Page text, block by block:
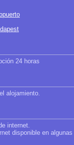
24 horas
alojamiento.
internet.
disponible en